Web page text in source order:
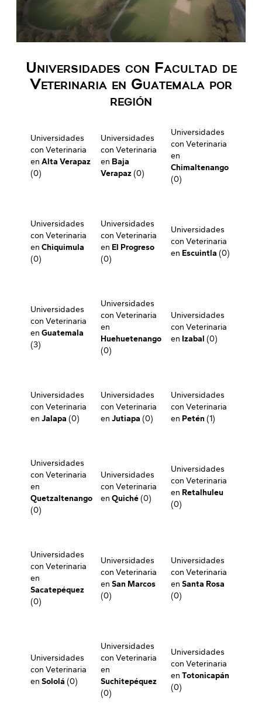
Universidades con Facultad de
Veterinaria en Guatemala por
región
Universidades
con Veterinaria
en Alta Verapaz
(0)
Universidades
con Veterinaria
en Baja
Verapaz(0)
Universidades
con Veterinaria
en
Chimaltenango
(0)
Universidades
con Veterinaria
en Chiquimula
(0)
Universidades
con Veterinaria
en El Progreso
(0)
Universidades
con Veterinaria
en Escuintla (0)
Universidades
con Veterinaria
en Guatemala
(3)
Universidades
con Veterinaria
en
Huehuetenango
(0)
Universidades
con Veterinaria
en Izabal (0)
Universidades
con Veterinaria
en Jalapa (0)
Universidades
con Veterinaria
en Jutiapa (0)
Universidades
con Veterinaria
en Petén(1)
Universidades
con Veterinaria
en
Quetzaltenango
(0)
Universidades
con Veterinaria
en Quiché(0)
Universidades
con Veterinaria
en Retalhuleu
(0)
Universidades
con Veterinaria
en
Sacatepéquez
(0)
Universidades
con Veterinaria
en San Marcos
(0)
Universidades
con Veterinaria
en Santa Rosa
(0)
Universidades
con Veterinaria
en Sololá (0)
Universidades
con Veterinaria
en
Suchitepéquez
(0)
Universidades
con Veterinaria
en Totonicapán
(0)